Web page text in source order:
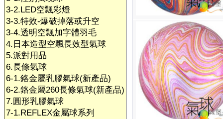
3-2.LED空飄彩燈
3-3.特效-爆破掉落或升空
3-4.透明空飄加字體羽毛
4.日本造型空飄長效型氣球
5.派對用品
6.長條氣球
6-1.鉻金屬乳膠氣球(新產品)
6-2.鉻金屬260長條氣球(新產品)
7.圓形乳膠氣球
7-1.REFLEX金屬球系列